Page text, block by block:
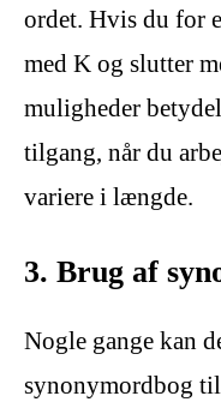
ordet. Hvis du for
med K og slutter
muligheder
tilgang, når du
variere i længde.
3. Brug af
Nogle gange kan
synonymordbog